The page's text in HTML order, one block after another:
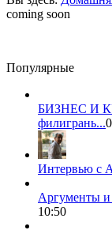
coming soon
Популярные
БИЗНЕС И
филигрань...
Интервью с
Аргументы и
10:50